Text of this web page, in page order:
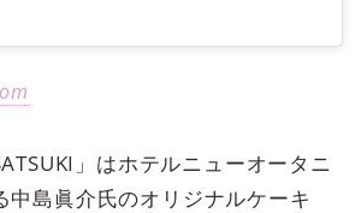
」はホテルニューオータニ
中島眞介氏のオリジナルケーキ